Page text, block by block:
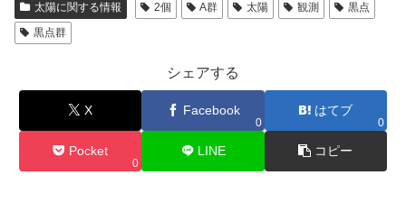
太陽に関する情報 2個 A群 太陽 観測
黒点
黒点群
シェアする
X Facebook
0
はてブ
0
Pocket
0
LINE コピー